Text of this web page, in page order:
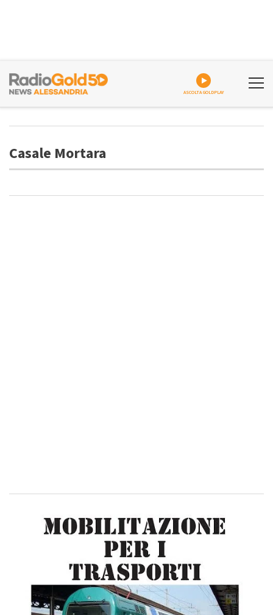
ASCOLTA GOLDPLAY
Casale Mortara